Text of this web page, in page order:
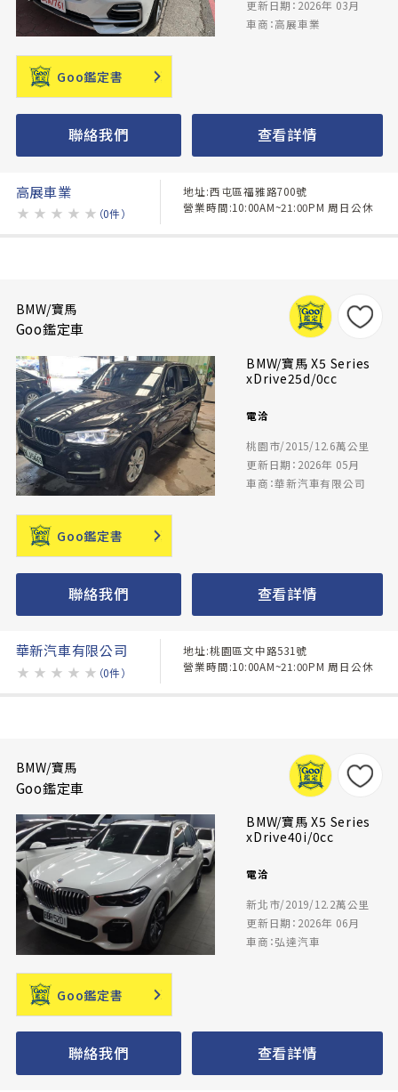
更新日期：2026年 03月
車商：高展車業
Goo鑑定書
聯絡我們 查看詳情
高展車業
★ ★ ★ ★ ★ （0件）
地址:西屯區福雅路700號
營業時間:10:00AM~21:00PM 周日公休
BMW/寶馬
Goo鑑定車
BMW/寶馬 X5 Series
xDrive25d/0cc
電洽
桃園市/2015/12.6萬公里
更新日期：2026年 05月
車商：華新汽車有限公司
Goo鑑定書
聯絡我們 查看詳情
華新汽車有限公司
★ ★ ★ ★ ★ （0件）
地址:桃園區文中路531號
營業時間:10:00AM~21:00PM 周日公休
BMW/寶馬
Goo鑑定車
BMW/寶馬 X5 Series
xDrive40i/0cc
電洽
新北市/2019/12.2萬公里
更新日期：2026年 06月
車商：弘達汽車
Goo鑑定書
聯絡我們 查看詳情